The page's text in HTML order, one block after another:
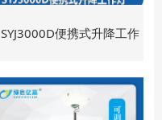
SYJ3000D便携式升降工作